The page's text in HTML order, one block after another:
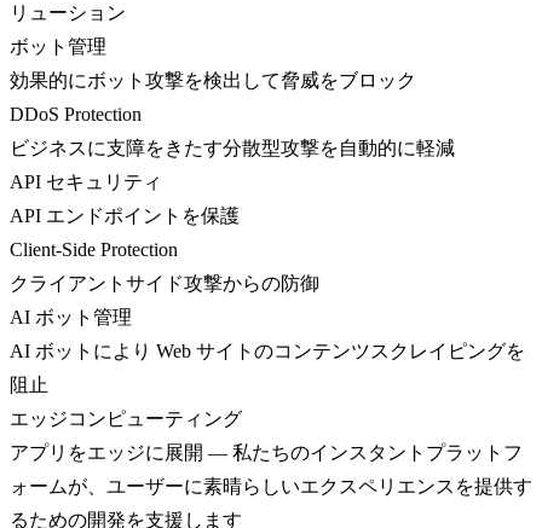
リューション
ボット管理
効果的にボット攻撃を検出して脅威をブロック
DDoS Protection
ビジネスに支障をきたす分散型攻撃を自動的に軽減
API セキュリティ
API エンドポイントを保護
Client-Side Protection
クライアントサイド攻撃からの防御
AI ボット管理
AI ボットにより Web サイトのコンテンツスクレイピングを
阻止
エッジコンピューティング
アプリをエッジに展開 — 私たちのインスタントプラットフ
ォームが、ユーザーに素晴らしいエクスペリエンスを提供す
るための開発を支援します